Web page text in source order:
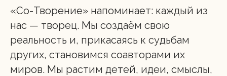
«Со-Творение» напоминает: каждый из
нас — творец. Мы создаём свою
реальность и, прикасаясь к судьбам
других, становимся соавторами их
миров. Мы растим детей, идеи, смыслы,